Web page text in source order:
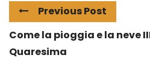
Previous Post
Come la pioggia e la neve
Quaresima